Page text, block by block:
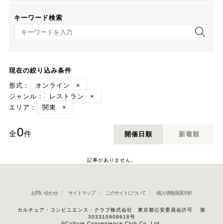
キーワード検索
キーワード検索
現在の絞り込み条件
形式：
オンライン
×
ジャンル：
レストラン
×
エリア：
関東 ×
全0件 開催日順 新着順
記事がありません。
お問い合わせ サイトマップ このサイトについて 個人情報保護方針
カルチュア・コンビニエンス・クラブ株式会社 東京都公安委員会許可 第
303310908618号